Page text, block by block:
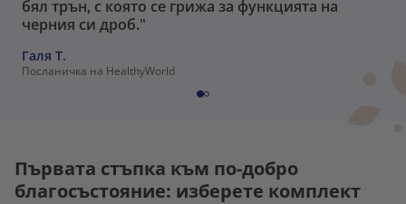
бял трън, с която се грижа за функцията на
черния си дроб."
Галя Т.
Посланичка на HealthyWorld
Първата стъпка към по-добро
благосъстояние: изберете комплект